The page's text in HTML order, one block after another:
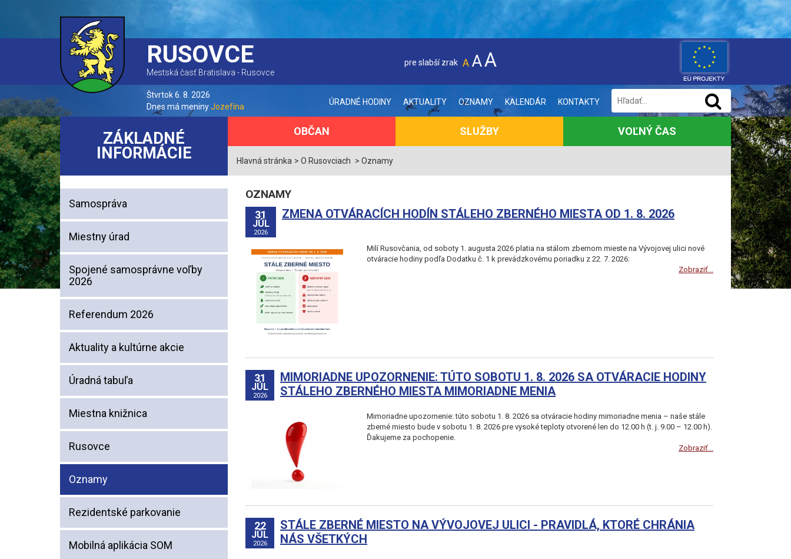
RUSOVCE
Mestská časť Bratislava - Rusovce
pre slabší zrak A AA
Štvrtok 6. 8. 2026
Dnes má meninyJozefína ÚRADNÉ HODINY AKTUALITY OZNAMY KALENDÁR KONTAKTY
ZÁKLADNÉ
INFORMÁCIE
Samospráva
Miestny úrad
Spojené samosprávne voľby
2026
Referendum 2026
Aktuality a kultúrne akcie
Úradná tabuľa
Miestna knižnica
Rusovce
Oznamy
Rezidentské parkovanie
Mobilná aplikácia SOM
OBČAN SLUŽBY VOĽNÝ ČAS
Hlavná stránka O Rusovciach Oznamy
OZNAMY
31
JÚL
2026
ZMENA OTVÁRACÍCH HODÍN STÁLEHO ZBERNÉHO MIESTA OD 1. 8. 2026
Milí Rusovčania, od soboty 1. augusta 2026 platia na stálom zbernom mieste na Vývojovej ulici nové
otváracie hodiny podľa Dodatku č. 1 k prevádzkovému poriadku z 22. 7. 2026:
Zobraziť...
31
JÚL
2026
MIMORIADNE UPOZORNENIE: TÚTO SOBOTU 1. 8. 2026 SA OTVÁRACIE HODINY
STÁLEHO ZBERNÉHO MIESTA MIMORIADNE MENIA
Mimoriadne upozornenie: túto sobotu 1. 8. 2026 sa otváracie hodiny mimoriadne menia – naše stále
zberné miesto bude v sobotu 1. 8. 2026 pre vysoké teploty otvorené len do 12.00 h (t. j. 9.00 – 12.00 h).
Ďakujeme za pochopenie.
Zobraziť...
22
JÚL
2026
STÁLE ZBERNÉ MIESTO NA VÝVOJOVEJ ULICI - PRAVIDLÁ, KTORÉ CHRÁNIA
NÁS VŠETKÝCH